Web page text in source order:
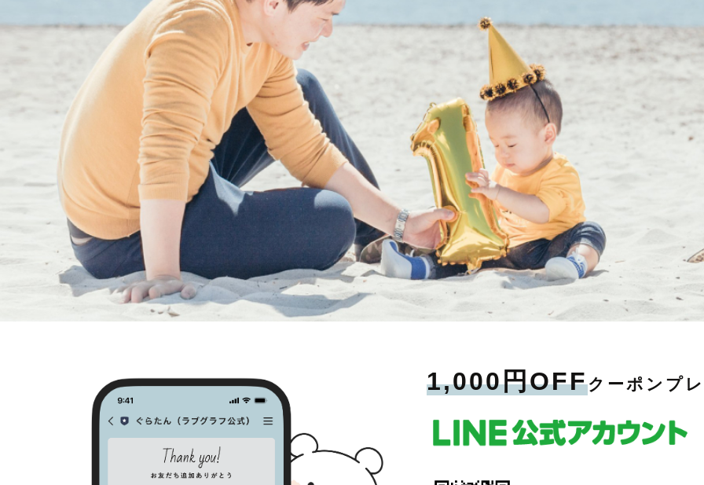
1,000円OFFクーポンプ